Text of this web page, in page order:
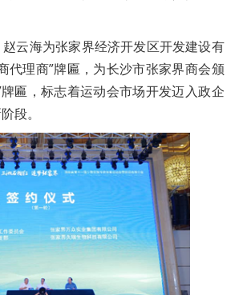
云海为张家界经济开发区开发建设有
代理商”牌匾，为长沙市张家界商会颁
匾，标志着运动会市场开发迈入政企
段。